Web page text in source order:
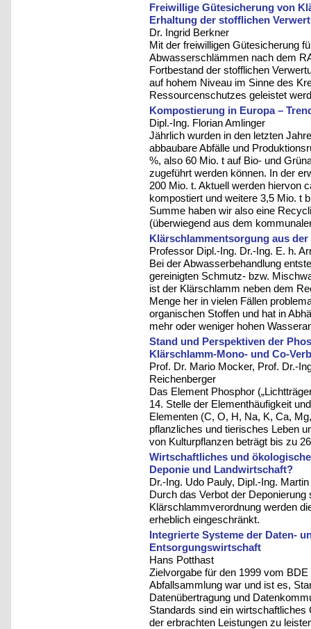
Freiwillige Gütesicherung von
Erhaltung der stofflichen
Dr. Ingrid Berkner
Mit der freiwilligen Gütesicherung
Abwasserschlämmen nach dem
Fortbestand der stofflichen
auf hohem Niveau im Sinne des
Ressourcenschutzes geleistet
Kompostierung in Europa –
Dipl.-Ing. Florian Amlinger
Jährlich wurden in den letzten
abbaubare Abfälle und
%, also 60 Mio. t auf Bio- und
zugeführt werden können. In der
200 Mio. t. Aktuell werden hiervon
kompostiert und weitere 3,5 Mio. t
Summe haben wir also eine
(überwiegend aus dem
Klärschlammentsorgung aus
Professor Dipl.-Ing. Dr.-Ing. E. h.
Bei der Abwasserbehandlung
gereinigten Schmutz- bzw.
ist der Klärschlamm neben dem
Menge her in vielen Fällen
organischen Stoffen und hat in
mehr oder weniger hohen
Stand und Perspektiven der
Klärschlamm-Mono- und Co-
Prof. Dr. Mario Mocker, Prof. Dr.-
Reichenberger
Das Element Phosphor
14. Stelle der Elementhäufigkeit
Elementen (C, O, H, Na, K, Ca,
pflanzliches und tierisches Leben
von Kulturpflanzen beträgt bis zu
Wirtschaftliches und
Deponie und Landwirtschaft?
Dr.-Ing. Udo Pauly, Dipl.-Ing.
Durch das Verbot der
Klärschlammverordnung werden
erheblich eingeschränkt.
Integrierte Systeme der Daten-
Entsorgungswirtschaft
Hans Potthast
Zielvorgabe für den 1999 vom
Abfallsammlung war und ist es,
Datenübertragung und
Standards sind ein
der erbrachten Leistungen zu